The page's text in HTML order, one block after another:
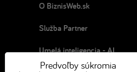
O BiznisWeb.sk
Služba Partner
Umelá inteligencia - AI
Predvoľby súkromia